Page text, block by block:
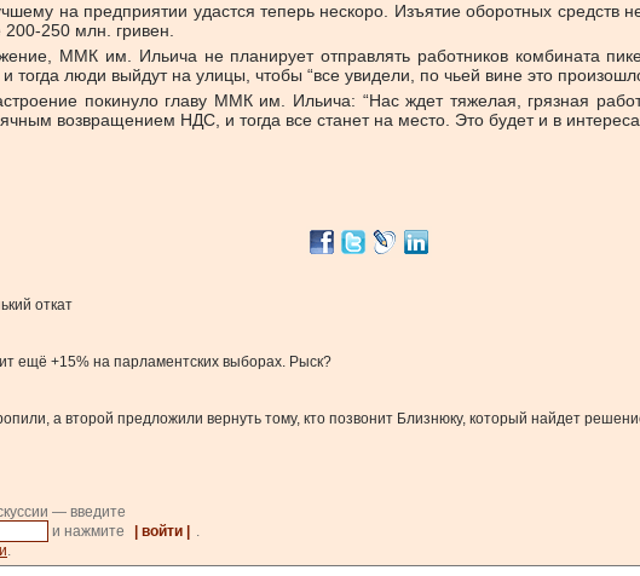
на предприятии удастся теперь нескоро. Изъятие оборотных средств
200-250 млн. гривен.
ММК им. Ильича не планирует отправлять работников комбината
тогда люди выйдут на улицы, чтобы “все увидели, по чьей вине это
покинуло главу ММК им. Ильича: “Нас ждет тяжелая, грязная
возвращением НДС, и тогда все станет на место. Это будет и в
откат
ещё +15% на парламентских выборах. Рыск?
а второй предложили вернуть тому, кто позвонит Близнюку, который найдет
— введите
и нажмите | войти |
.
.